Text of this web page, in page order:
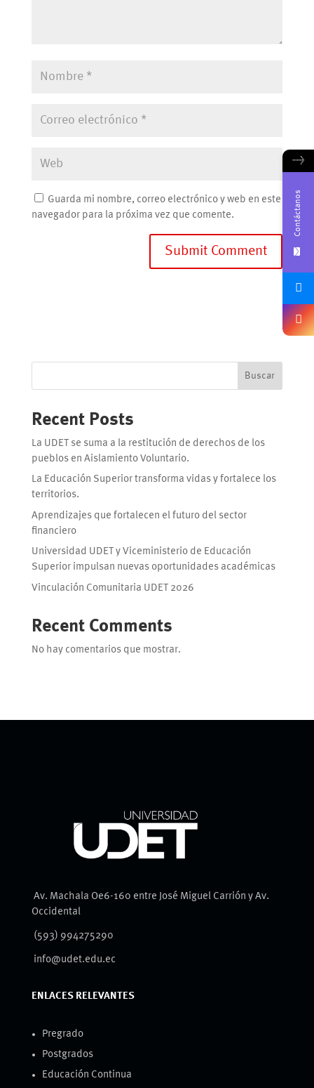
Guarda mi nombre, correo electrónico y web en este
navegador para la próxima vez que comente.
Buscar
Recent Posts
La UDET se suma a la restitución de derechos de los
pueblos en Aislamiento Voluntario.
La Educación Superior transforma vidas y fortalece los
territorios.
Aprendizajes que fortalecen el futuro del sector
financiero
Universidad UDET y Viceministerio de Educación
Superior impulsan nuevas oportunidades académicas
Vinculación Comunitaria UDET 2026
Recent Comments
No hay comentarios que mostrar.
Av. Machala Oe6-160 entre José Miguel Carrión y Av.
Occidental
(593) 994275290
info@udet.edu.ec
ENLACES RELEVANTES
Pregrado
Postgrados
Educación Continua
→
Contáctanos